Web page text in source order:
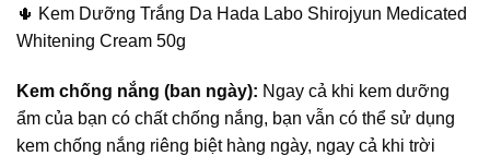
🌵 Kem Dưỡng Trắng Da Hada Labo Shirojyun Medicated
Whitening Cream 50g
Kem chống nắng (ban ngày): Ngay cả khi kem dưỡng
ẩm của bạn có chất chống nắng, bạn vẫn có thể sử dụng
kem chống nắng riêng biệt hàng ngày, ngay cả khi trời